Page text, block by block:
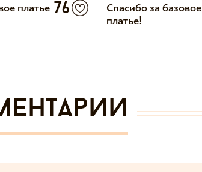
платье 76
Спасибо за базовое
платье!